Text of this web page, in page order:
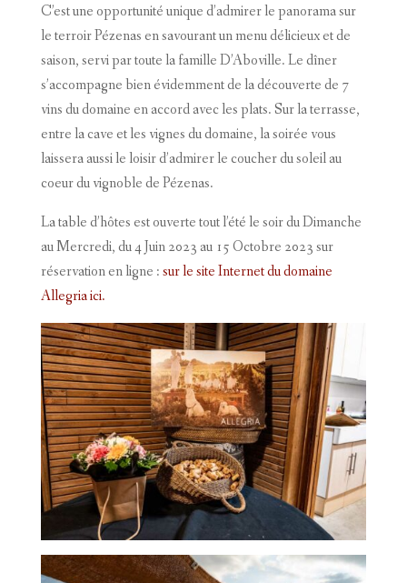
C’est une opportunité unique d’admirer le panorama sur
le terroir Pézenas en savourant un menu délicieux et de
saison, servi par toute la famille D’Aboville. Le dîner
s’accompagne bien évidemment de la découverte de 7
vins du domaine en accord avec les plats. Sur la terrasse,
entre la cave et les vignes du domaine, la soirée vous
laissera aussi le loisir d’admirer le coucher du soleil au
coeur du vignoble de Pézenas.
La table d’hôtes est ouverte tout l’été le soir du Dimanche
au Mercredi, du 4 Juin 2023 au 15 Octobre 2023 sur
réservation en ligne :sur le site Internet du domaine
Allegria ici.